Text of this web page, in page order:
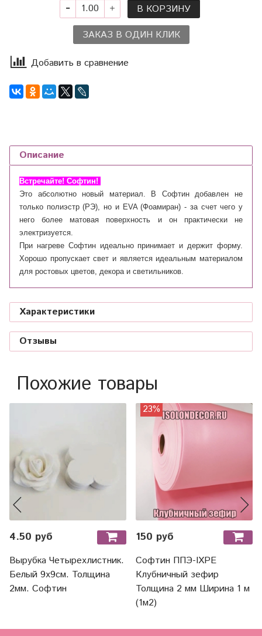
В КОРЗИНУ
ЗАКАЗ В ОДИН КЛИК
Добавить в сравнение
Описание
Встречайте! Софтин!
Это абсолютно новый материал. В Софтин добавлен не
только полиэстр (РЭ), но и EVA (Фоамиран) - за счет чего у
него более матовая поверхность и он практически не
электризуется.
При нагреве Софтин идеально принимает и держит форму.
Хорошо пропускает свет и является идеальным материалом
для ростовых цветов, декора и светильников.
Характеристики
Отзывы
Похожие товары
4.50 руб
Вырубка Четырехлистник.
Белый 9х9см. Толщина
2мм. Софтин
23%
150 руб
Софтин ППЭ-IXPE
Клубничный зефир
Толщина 2 мм Ширина 1 м
(1м2)